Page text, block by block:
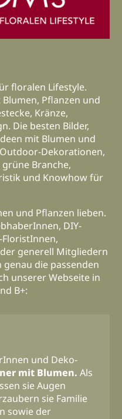
floralen Lifestyle.
Pflanzen und
Kränze,
Die besten Bilder,
mit Blumen und
Dekorationen,
Branche,
und Knowhow für
und Pflanzen lieben.
DIY-
generell Mitgliedern
die passenden
unserer Webseite in
B+:
und Deko-
mit Blumen. Als
sie Augen
sie Familie
sowie der